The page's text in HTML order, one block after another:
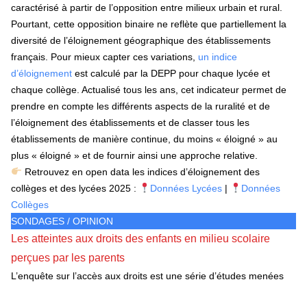
caractérisé à partir de l’opposition entre milieux urbain et rural.
Pourtant, cette opposition binaire ne reflète que partiellement la
diversité de l’éloignement géographique des établissements
français. Pour mieux capter ces variations, un indice
d’éloignement est calculé par la DEPP pour chaque lycée et
chaque collège. Actualisé tous les ans, cet indicateur permet de
prendre en compte les différents aspects de la ruralité et de
l’éloignement des établissements et de classer tous les
établissements de manière continue, du moins « éloigné » au
plus « éloigné » et de fournir ainsi une approche relative.
Retrouvez en open data les indices d’éloignement des
collèges et des lycées 2025 :
Données Lycées|
Données
Collèges
SONDAGES / OPINION
Les atteintes aux droits des enfants en milieu scolaire
perçues par les parents
L’enquête sur l’accès aux droits est une série d’études menées